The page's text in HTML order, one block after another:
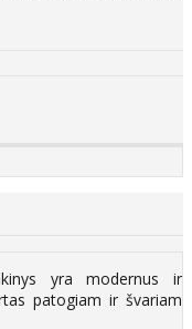
yra modernus ir
patogiam ir švariam